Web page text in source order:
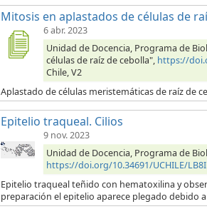
Mitosis en aplastados de células de
6 abr. 2023
Unidad de Docencia, Programa de
células de raíz de cebolla", https://
Chile, V2
Aplastado de células meristemáticas de raíz de
Epitelio traqueal. Cilios
9 nov. 2023
Unidad de Docencia, Programa de
https://doi.org/10.34691/UCHILE/
Epitelio traqueal teñido con hematoxilina y
preparación el epitelio aparece plegado debido